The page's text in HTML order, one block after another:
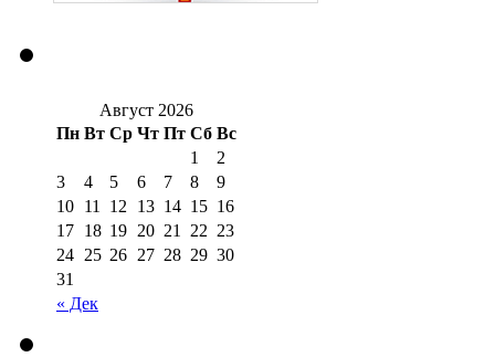
Август 2026
Пн Вт Ср Чт Пт Сб Вс
« Дек
1
2
3
4 5 6 7 8
9
10 11 12 13 14 15 16
17 18 19 20 21 22 23
24 25 26 27 28 29 30
31